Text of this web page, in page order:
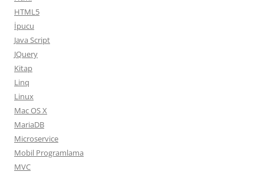
HTML5
İpucu
Java Script
JQuery
Kitap
Linq
Linux
Mac OS X
MariaDB
Microservice
Mobil Programlama
MVC